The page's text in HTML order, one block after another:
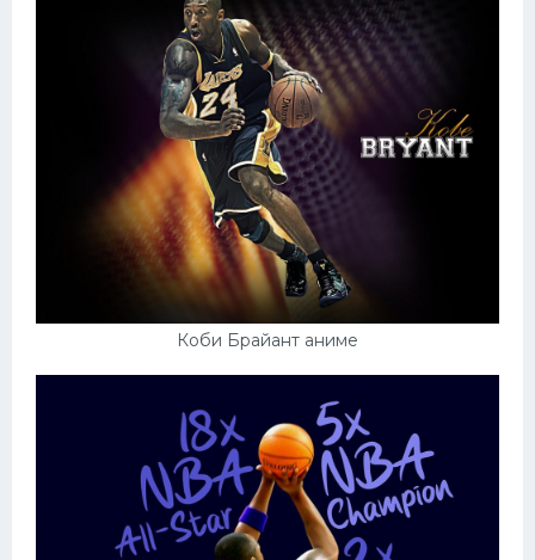
Коби Брайант аниме